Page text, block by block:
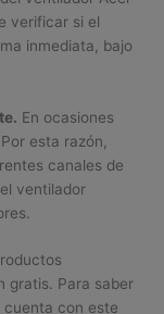
verificar si el
inmediata, bajo
En ocasiones
esta razón,
canales de
ventilador
gratis. Para saber
con este